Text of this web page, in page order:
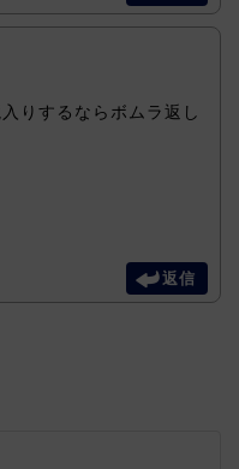
りするならボムラ返し
返信